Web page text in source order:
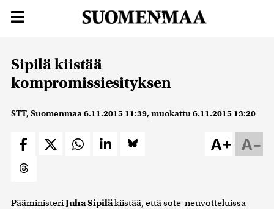
Sipilä kiistää
kompromissiesityksen
STT, Suomenmaa6.11.2015 11:39, muokattu6.11.2015 13:20
A–
A+
PääministeriJuha Sipiläkiistää, että sote-neuvotteluissa